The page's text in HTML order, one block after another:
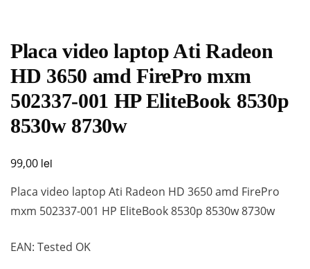
Placa video laptop Ati Radeon
HD 3650 amd FirePro mxm
502337-001 HP EliteBook 8530p
8530w 8730w
99,00 lei
Placa video laptop Ati Radeon HD 3650 amd FirePro
mxm 502337-001 HP EliteBook 8530p 8530w 8730w
EAN: Tested OK